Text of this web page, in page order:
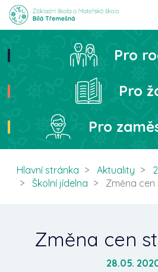
Hledat
Pro
Pro
Pro
Hlavní stránka Aktuality
Školní jídelna
Změna
Změna cen
28.05.